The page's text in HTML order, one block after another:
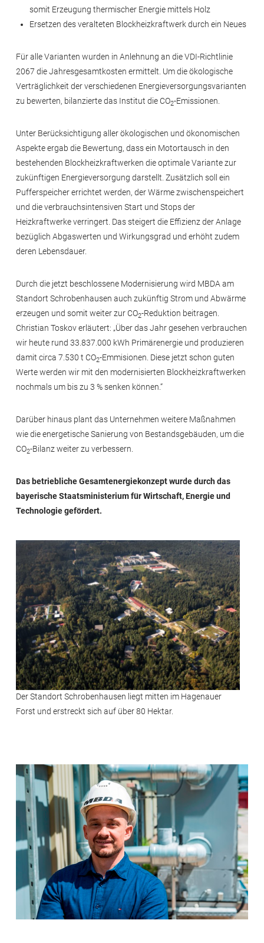
somit Erzeugung thermischer Energie mittels Holz
Ersetzen des veralteten Blockheizkraftwerk durch ein Neues
Für alle Varianten wurden in Anlehnung an die VDI-Richtlinie
2067 die Jahresgesamtkosten ermittelt. Um die ökologische
Verträglichkeit der verschiedenen Energieversorgungsvarianten
zu bewerten, bilanzierte das Institut die CO2-Emissionen.
Unter Berücksichtigung aller ökologischen und ökonomischen
Aspekte ergab die Bewertung, dass ein Motortausch in den
bestehenden Blockheizkraftwerken die optimale Variante zur
zukünftigen Energieversorgung darstellt. Zusätzlich soll ein
Pufferspeicher errichtet werden, der Wärme zwischenspeichert
und die verbrauchsintensiven Start und Stops der
Heizkraftwerke verringert. Das steigert die Effizienz der Anlage
bezüglich Abgaswerten und Wirkungsgrad und erhöht zudem
deren Lebensdauer.
Durch die jetzt beschlossene Modernisierung wird MBDA am
Standort Schrobenhausen auch zukünftig Strom und Abwärme
erzeugen und somit weiter zur CO2-Reduktion beitragen.
Christian Toskov erläutert: „Über das Jahr gesehen verbrauchen
wir heute rund 33.837.000 kWh Primärenergie und produzieren
damit circa 7.530 t CO2-Emmisionen. Diese jetzt schon guten
Werte werden wir mit den modernisierten Blockheizkraftwerken
nochmals um bis zu 3 % senken können.“
Darüber hinaus plant das Unternehmen weitere Maßnahmen
wie die energetische Sanierung von Bestandsgebäuden, um die
CO2-Bilanz weiter zu verbessern.
Das betriebliche Gesamtenergiekonzept wurde durch das
bayerische Staatsministerium für Wirtschaft, Energie und
Technologie gefördert.
Der Standort Schrobenhausen liegt mitten im Hagenauer
Forst und erstreckt sich auf über 80 Hektar.